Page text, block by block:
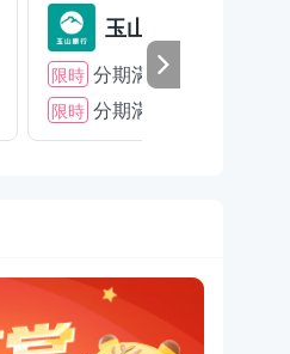
玉山銀行
限時 分期滿2萬．送1500
限時 分期滿3萬．送2000